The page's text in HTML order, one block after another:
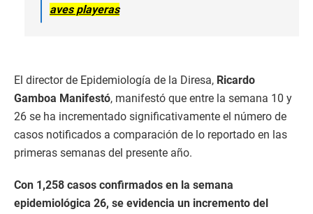
aves playeras
El director de Epidemiología de la Diresa, Ricardo
Gamboa Manifestó, manifestó que entre la semana 10 y
26 se ha incrementado significativamente el número de
casos notificados a comparación de lo reportado en las
primeras semanas del presente año.
Con 1,258 casos confirmados en la semana
epidemiológica 26, se evidencia un incremento del